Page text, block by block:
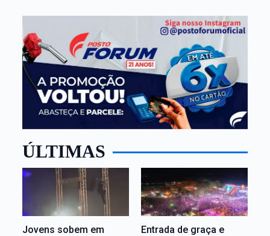
ÚLTIMAS
Jovens sobem em
Entrada de graça e